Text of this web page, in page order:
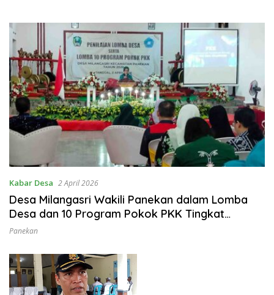
Kabar Desa 2 April 2026
Desa Milangasri Wakili Panekan dalam Lomba
Desa dan 10 Program Pokok PKK Tingkat
Kabupaten
Panekan